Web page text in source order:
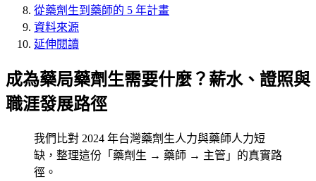
從藥劑生到藥師的 5 年計畫
資料來源
延伸閱讀
成為藥局藥劑生需要什麼？薪水、證照與
職涯發展路徑
我們比對 2024 年台灣藥劑生人力與藥師人力短
缺，整理這份「藥劑生 → 藥師 → 主管」的真實路
徑。